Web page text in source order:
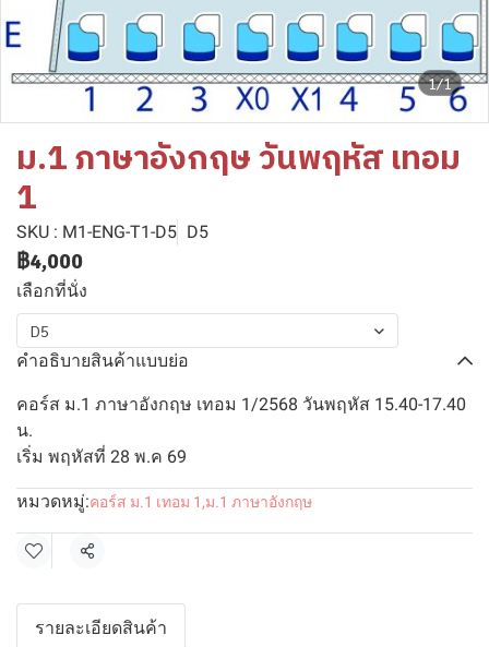
1/1
ม.1 ภาษาอังกฤษ วันพฤหัส เทอม
1
SKU : M1-ENG-T1-D5 D5
฿4,000
เลือกที่นั่ง
D5
คำอธิบายสินค้าแบบย่อ
คอร์ส ม.1 ภาษาอังกฤษ เทอม 1/2568 วันพฤหัส 15.40-17.40
น.
เริ่ม พฤหัสที่ 28 พ.ค 69
หมวดหมู่:คอร์ส ม.1 เทอม 1 ,ม.1 ภาษาอังกฤษ
แชร์
รายละเอียดสินค้า